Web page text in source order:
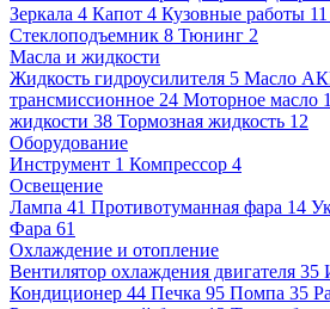
Зеркала 4 Капот 4 Кузовные работы 11
Стеклоподъемник 8 Тюнинг 2
Масла и жидкости
Жидкость гидроусилителя 5 Масло
трансмиссионное 24 Моторное масло
жидкости 38 Тормозная жидкость 12
Оборудование
Инструмент 1 Компрессор 4
Освещение
Лампа 41 Противотуманная фара 14
Фара 61
Охлаждение и отопление
Вентилятор охлаждения двигателя 35
Кондиционер 44 Печка 95 Помпа 35